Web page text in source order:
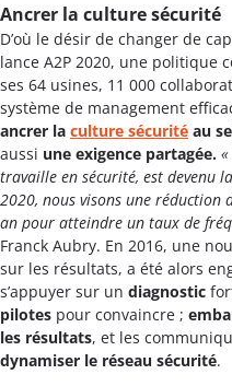
Ancrer la culture sécurité
D’où le désir de changer de
lance A2P 2020, une politique
ses 64 usines, 11 000
système de management
ancrer la culture sécurité au
aussi une exigence partagée.
travaille en sécurité, est devenu
2020, nous visons une réduction
an pour atteindre un taux de
Franck Aubry. En 2016, une
sur les résultats, a été alors
s’appuyer sur un diagnostic
pilotes pour convaincre ;
les résultats, et les
dynamiser le réseau sécurité.